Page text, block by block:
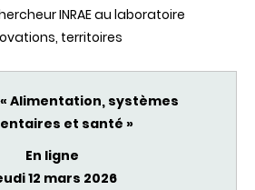
INRAE au laboratoire
territoires
Alimentation, systèmes
et santé »
En ligne
12 mars 2026